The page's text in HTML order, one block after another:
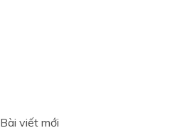
Bài viết mới